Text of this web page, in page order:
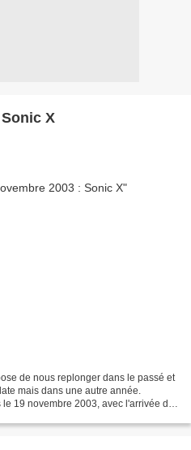
X
de nous replonger dans le passé et
mais dans une autre année.
19 novembre 2003, avec l'arrivée de